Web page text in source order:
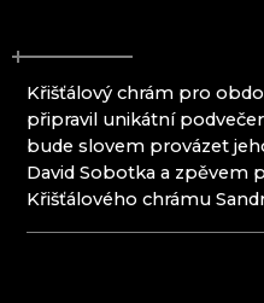
Kamenický Šenov
Kunratice u Cvikova
Nový Bor
Skalice u České Lípy
Slunečná
Lindava (u Cvikova)
ALENA LINTAVA,
ASTERA
ATELIÉR VINU
AZ-DESIGN
BARTGLASS
BETLÉMY
Křišťálový chrám pro
připravil unikátní
bude slovem provázet
David Sobotka a zpěvem
Křišťálového chrámu